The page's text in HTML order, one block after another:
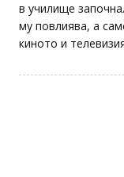
в училище
му повлиява, а
киното и